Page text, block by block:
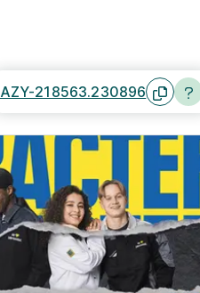
AZY-218563.230896